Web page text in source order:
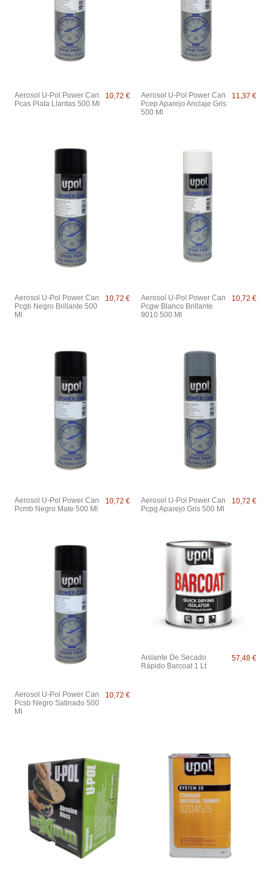
Aerosol U-Pol Power Can
Pcas Plata Llantas 500 Ml
10,72 €
Aerosol U-Pol Power Can
Pcep Aparejo Anclaje Gris
500 Ml
11,37 €
Aerosol U-Pol Power Can
Pcgb Negro Brillante 500
Ml
10,72 €
Aerosol U-Pol Power Can
Pcgw Blanco Brillante
9010 500 Ml
10,72 €
Aerosol U-Pol Power Can
Pcmb Negro Mate 500 Ml
10,72 €
Aerosol U-Pol Power Can
Pcpg Aparejo Gris 500 Ml
10,72 €
Aerosol U-Pol Power Can
Pcsb Negro Satinado 500
Ml
10,72 €
Aislante De Secado
Rápido Barcoat 1 Lt
57,48 €